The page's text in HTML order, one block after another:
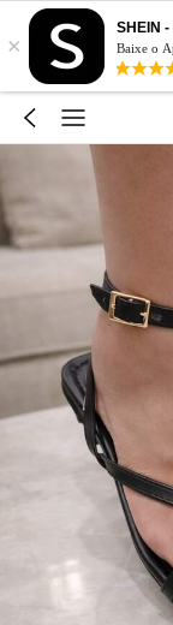
×
SHEIN
Baixe o